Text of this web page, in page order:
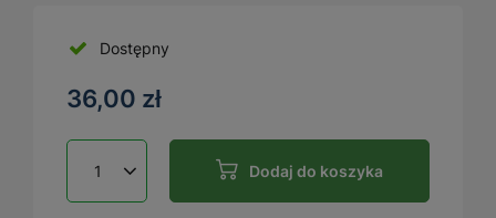
Dostępny
36,00 zł
Dodaj do koszyka